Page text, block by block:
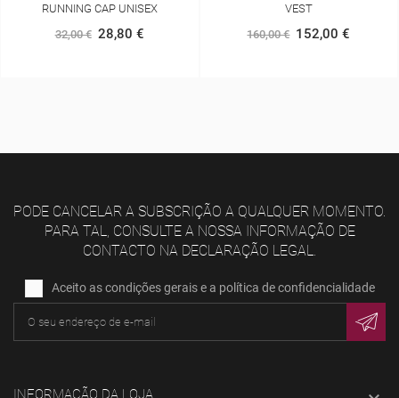
VEST
160,00 € 152,00 €
SEAMLESS HURRICANE
100,00 € 70,00 €
PODE CANCELAR A SUBSCRIÇÃO A QUALQUER MOMENTO.
PARA TAL, CONSULTE A NOSSA INFORMAÇÃO DE
CONTACTO NA DECLARAÇÃO LEGAL.
Aceito as condições gerais e a política de confidencialidade
INFORMAÇÃO DA LOJA